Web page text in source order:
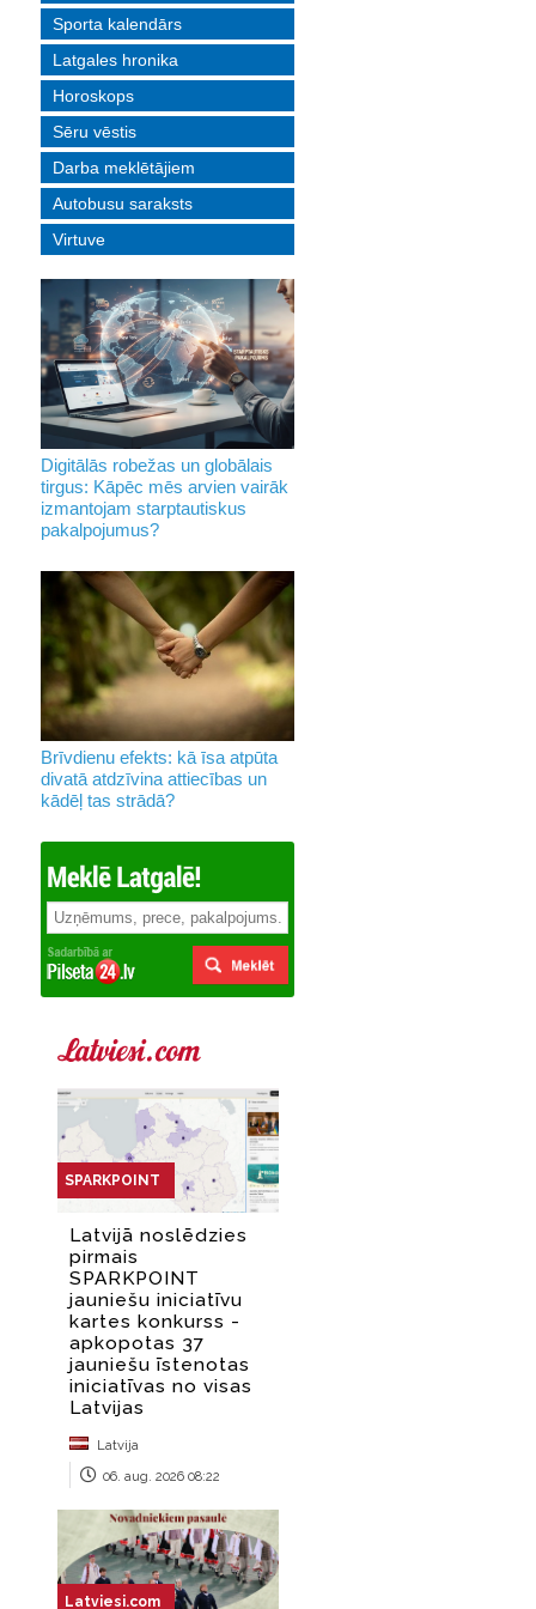
Sporta kalendārs
Latgales hronika
Horoskops
Sēru vēstis
Darba meklētājiem
Autobusu saraksts
Virtuve
Digitālās robežas un globālais
tirgus: Kāpēc mēs arvien vairāk
izmantojam starptautiskus
pakalpojumus?
Brīvdienu efekts: kā īsa atpūta
divatā atdzīvina attiecības un
kādēļ tas strādā?